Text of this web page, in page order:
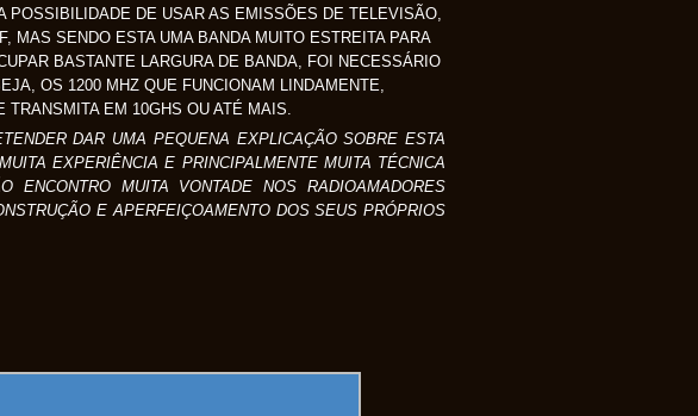
POSSIBILIDADE DE USAR AS EMISSÕES DE TELEVISÃO,
MAS SENDO ESTA UMA BANDA MUITO ESTREITA PARA
BASTANTE LARGURA DE BANDA, FOI NECESSÁRIO
OS 1200 MHZ QUE FUNCIONAM LINDAMENTE,
EM 10GHS OU ATÉ MAIS.
DAR UMA PEQUENA EXPLICAÇÃO SOBRE ESTA
EXPERIÊNCIA E PRINCIPALMENTE MUITA TÉCNICA
ENCONTRO MUITA VONTADE NOS RADIOAMADORES
E APERFEIÇOAMENTO DOS SEUS PRÓPRIOS